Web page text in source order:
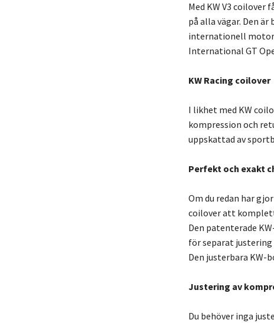
Med KW V3
på alla vägar. Den
internationell
International GT
KW Racing coilover
I likhet med KW
kompression och
uppskattad av
Perfekt och exakt
Om du redan har
coilover att
Den patenterade
för separat
Den justerbara
Justering av
Du behöver inga